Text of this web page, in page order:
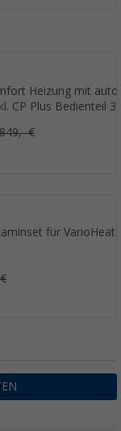
Heizung mit
CP Plus Bedienteil
€
für